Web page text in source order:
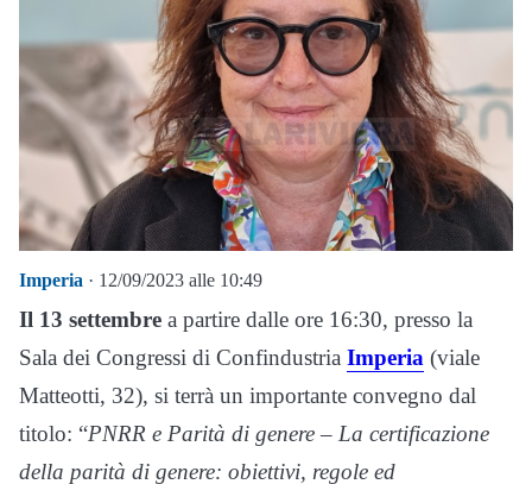
Imperia · 12/09/2023 alle 10:49
Il 13 settembre a partire dalle ore 16:30, presso la
Sala dei Congressi di Confindustria Imperia (viale
Matteotti, 32), si terrà un importante convegno dal
titolo: “PNRR e Parità di genere – La certificazione
della parità di genere: obiettivi, regole ed